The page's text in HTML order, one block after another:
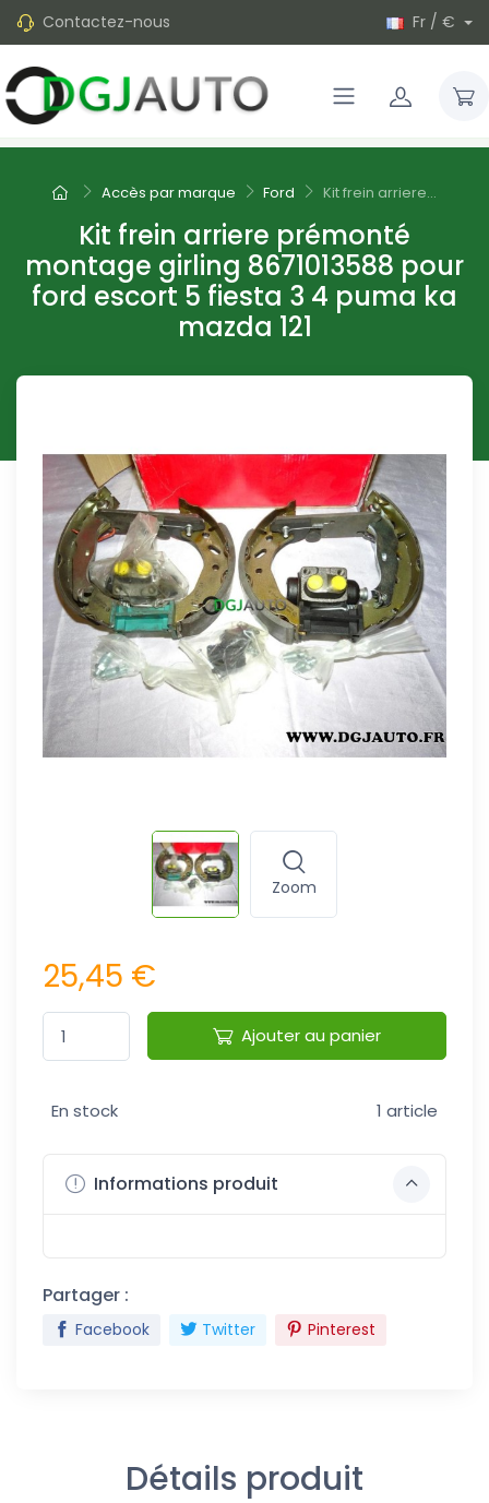
Contactez-nous Fr / €
Accès par marque Ford Kit frein arriere...
Kit frein arriere prémonté
montage girling 8671013588 pour
ford escort 5 fiesta 3 4 puma ka
mazda 121
Zoom
25,45 €
Ajouter au panier
En stock 1 article
Informations produit
Partager :
Facebook Twitter Pinterest
Détails produit